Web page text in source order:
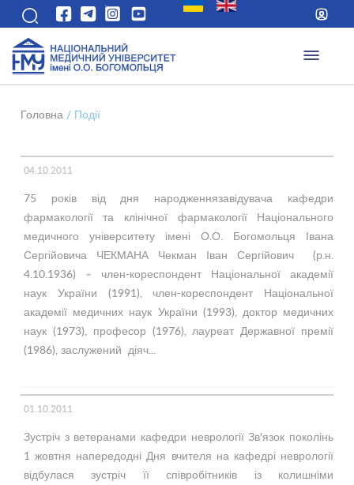
Головна / Події
04.10.2011
75 років від дня народженнязавідувача кафедри
фармакології та клінічної фармакології Національного
медичного університету імені О.О. Богомольця Івана
Сергійовича ЧЕКМАНА Чекман Іван Сергійович (р.н.
4.10.1936) – член-кореспондент Національної академії
наук України (1991), член-кореспондент Національної
академії медичних наук України (1993), доктор медичних
наук (1973), професор (1976), лауреат Державної премії
(1986), заслужений діяч...
01.10.2011
Зустріч з ветеранами кафедри неврології Зв'язок поколінь
1 жовтня напередодні Дня вчителя на кафедрі неврології
відбулася зустріч її співробітників із колишніми